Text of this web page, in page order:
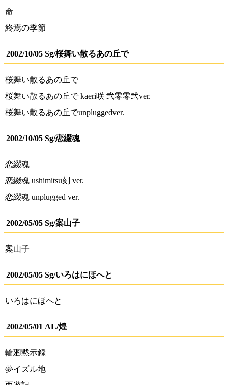
命
終焉の季節
2002/10/05 Sg/桜舞い散るあの丘で
桜舞い散るあの丘で
桜舞い散るあの丘で kaeri咲 弐零零弐ver.
桜舞い散るあの丘でunpluggedver.
2002/10/05 Sg/恋綴魂
恋綴魂
恋綴魂 ushimitsu刻 ver.
恋綴魂 unplugged ver.
2002/05/05 Sg/案山子
案山子
2002/05/05 Sg/いろはにほへと
いろはにほへと
2002/05/01 AL/煌
輪廻黙示録
夢イズル地